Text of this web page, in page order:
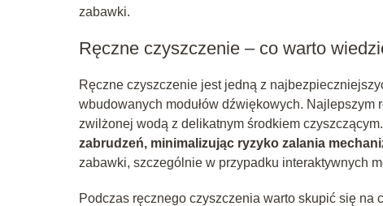
zabawki.
Ręczne czyszczenie – co warto
Ręczne czyszczenie jest jedną z
wbudowanych modułów dźwiękowych.
zwilżonej wodą z delikatnym środkiem czyszczącym.
zabrudzeń, minimalizując ryzyko zalania
zabawki, szczególnie w przypadku interaktywnych
Podczas ręcznego czyszczenia warto skupić się